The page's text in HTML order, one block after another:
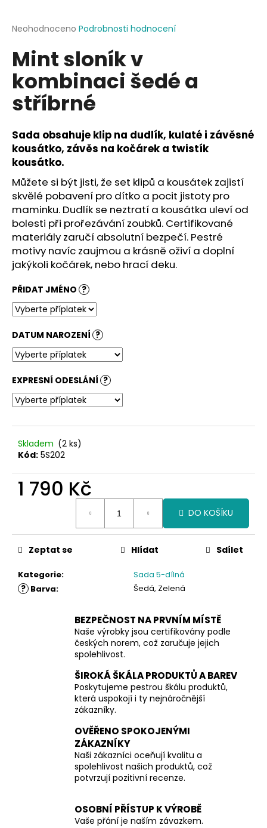
Průměrné
produktu
je
0,0
5
hvězdiček.
Neohodnoceno Podrobnosti hodnocení
Mint sloník v
kombinaci šedé a
stříbrné
Sada obsahuje klip na dudlík, kulaté i závěsné
kousátko, závěs na kočárek a twistík
kousátko.
Můžete si být jisti, že set klipů a kousátek zajistí
skvělé pobavení pro dítko a pocit jistoty pro
maminku. Dudlík se neztratí a kousátka uleví od
bolesti při prořezávání zoubků. Certifikované
materiály zaručí absolutní bezpečí. Pestré
motivy navíc zaujmou a krásně oživí a doplní
jakýkoli kočárek, nebo hrací deku.
PŘIDAT JMÉNO ?
DATUM NAROZENÍ ?
EXPRESNÍ ODESLÁNÍ ?
Skladem (2 ks)
Kód: 5S202
1 790 Kč
DO KOŠÍKU
Kategorie: Sada 5-dílná
? Barva: Šedá, Zelená
Zeptat se Hlídat Sdílet
BEZPEČNOST NA PRVNÍM MÍSTĚ
Naše výrobky jsou certifikovány podle
českých norem, což zaručuje jejich
spolehlivost.
ŠIROKÁ ŠKÁLA PRODUKTŮ A BAREV
Poskytujeme pestrou škálu produktů,
která uspokojí i ty nejnáročnější
zákazníky.
OVĚŘENO SPOKOJENÝMI
ZÁKAZNÍKY
Naši zákazníci oceňují kvalitu a
spolehlivost našich produktů, což
potvrzují pozitivní recenze.
OSOBNÍ PŘÍSTUP K VÝROBĚ
Vaše přání je naším závazkem.
j
t
?
HLEDAT
D
o
p
o
r
u
č
u
j
e
m
e